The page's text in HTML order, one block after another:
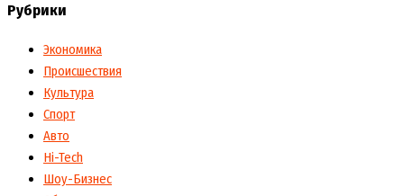
Рубрики
Экономика
Происшествия
Культура
Спорт
Авто
Hi-Tech
Шоу-Бизнес